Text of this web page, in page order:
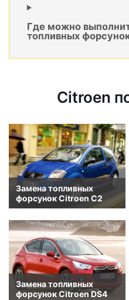
Где можно
топливных
Citroen
Замена топливных
форсунок Citroen C2
Замена топливных
форсунок Citroen DS4